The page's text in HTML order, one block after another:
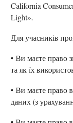
California
Light».
Для учасників
• Ви маєте право
та як їх
• Ви маєте право
даних (з